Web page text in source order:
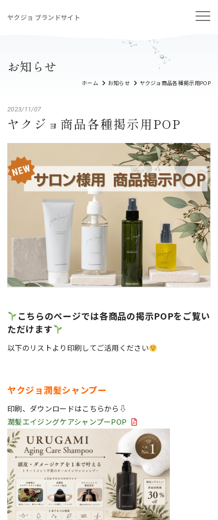
ヤクジョ ブランドサイト
お知らせ
ホーム お知らせ ヤクジョ商品各種掲示用POP
2023/11/07
ヤクジョ商品各種掲示用POP
こちらのページでは各商品の掲示POPをご覧い
ただけます
以下のリストより印刷してご活用ください
ヤクジョ潤髪シャンプー
印刷、ダウンロードはこちらから⇩
潤髪エイジングケアシャンプーPOP